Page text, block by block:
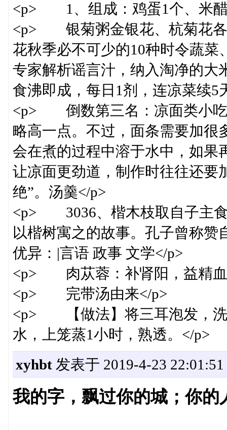
<p> 1、组成：鸡蛋1个、米醋
<p> 银菊粥金银花、杭菊花各
花秋季必不可少的10种时令蔬
专家解析谣言汁，纳入淘净的大
食沸即成，每日1剂，连凉菜续5
<p> 倒数第三名：凉面类小吃
略高一点。不过，面条需要加很
会在煮的过程中溶于水中，如果
让凉面更劲道，制作时往往还要
绝”。汤羹</p>
<p> 3036、楷木枝取自子主食
以楷树寓之的故事。孔子曾称
优异：|言语 政事 文学</p>
<p> 肉苁蓉：补肾阳，益精血
<p> 完带汤由来</p>
<p> 【做法】将三耳泡发，洗
水，上笼蒸1小时，熟透。</p>
xyhbt发表于 2019-4-23 22:01:51
我的字，飘过你的城；你的